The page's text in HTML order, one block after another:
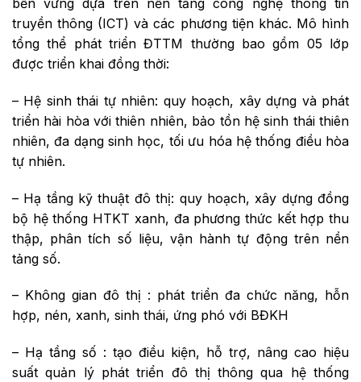
truyền thông (ICT) và các phương tiện khác. Mô hình
tổng thể phát triển ĐTTM thường bao gồm 05 lớp
được triển khai đồng thời:
– Hệ sinh thái tự nhiên: quy hoạch, xây dựng và phát
triển hài hòa với thiên nhiên, bảo tồn hệ sinh thái thiên
nhiên, đa dạng sinh học, tối ưu hóa hệ thống điều hòa
tự nhiên.
– Hạ tầng kỹ thuật đô thị: quy hoạch, xây dựng đồng
bộ hệ thống HTKT xanh, đa phương thức kết hợp thu
thập, phân tích số liệu, vận hành tự động trên nền
tảng số.
– Không gian đô thị : phát triển đa chức năng, hỗn
hợp, nén, xanh, sinh thái, ứng phó với BĐKH
– Hạ tầng số : tạo điều kiện, hỗ trợ, nâng cao hiệu
suất quản lý phát triển đô thị thông qua hệ thống